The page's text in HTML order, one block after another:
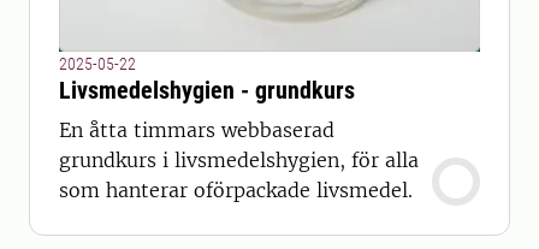
2025-05-22
Livsmedelshygien - grundkurs
En åtta timmars webbaserad
grundkurs i livsmedelshygien, för alla
som hanterar oförpackade livsmedel.